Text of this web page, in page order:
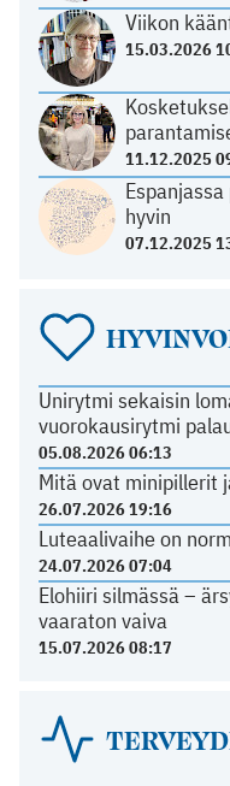
Viikon
15.03.2026
11.12.2025
hyvin
07.12.2025
Unirytmi sekaisin
vuorokausirytmi
05.08.2026 06:13
Mitä ovat minipillerit
26.07.2026 19:16
Luteaalivaihe on
24.07.2026 07:04
Elohiiri silmässä –
vaaraton vaiva
15.07.2026 08:17